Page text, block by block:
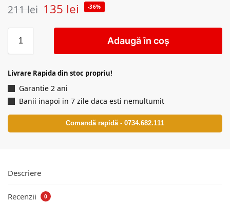
211lei 135 lei -36%
Adaugă în coș
Livrare Rapida din stoc propriu!
Garantie 2 ani
Banii inapoi in 7 zile daca esti nemultumit
Comandă rapidă - 0734.682.111
Descriere
Recenzii 0